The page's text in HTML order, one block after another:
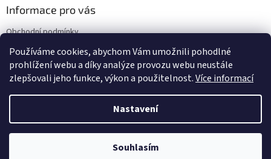
Používáme cookies, abychom Vám umožnili pohodlné
prohlížení webu a díky analýze provozu webu neustále
zlepšovali jeho funkce, výkon a použitelnost.Více informací
Nastavení
Souhlasím
Informace pro vás
Obchodní podmínky
Podmínky ochrany osobních údajů
Copyright 2026Horňácká farma - Eshop. Všechna práva
vyhrazena.